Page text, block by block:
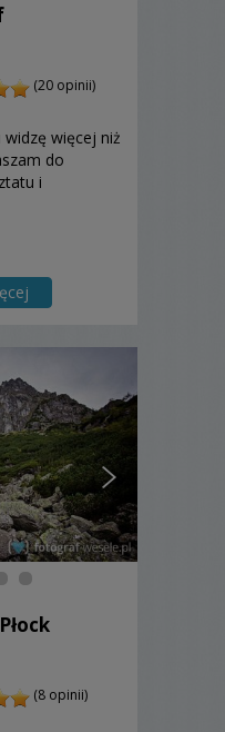
(20 opinii)
więcej niż
do
i
(8 opinii)